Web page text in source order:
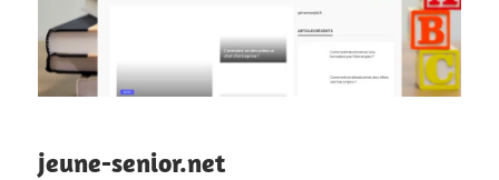
jeune-senior.net